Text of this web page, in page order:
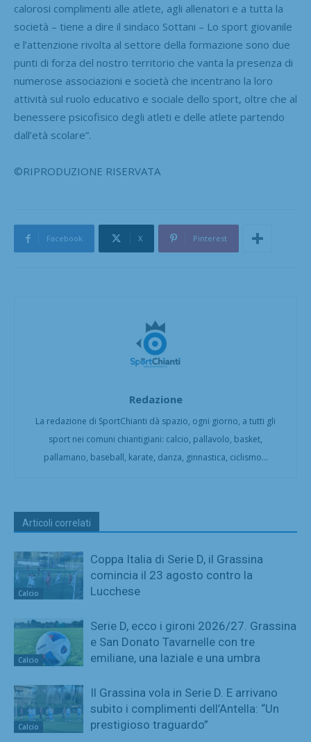
calorosi complimenti alle atlete, agli allenatori e a tutta la
società – tiene a dire il sindaco Sottani – Lo sport giovanile
e l’attenzione rivolta al settore della formazione sono due
punti di forza del nostro territorio che vanta la presenza di
numerose associazioni e società che incentrano la loro
attività sul ruolo educativo e sociale dello sport, oltre che al
benessere psicofisico degli atleti e delle atlete partendo
dall’età scolare”.
©RIPRODUZIONE RISERVATA
Facebook X Pinterest
Redazione
La redazione di SportChianti dà spazio, ogni giorno, a tutti gli
sport nei comuni chiantigiani: calcio, pallavolo, basket,
pallamano, baseball, karate, danza, ginnastica, ciclismo...
Articoli correlati
Calcio
Coppa Italia di Serie D, il Grassina
comincia il 23 agosto contro la
Lucchese
Calcio
Serie D, ecco i gironi 2026/27. Grassina
e San Donato Tavarnelle con tre
emiliane, una laziale e una umbra
Calcio
Il Grassina vola in Serie D. E arrivano
subito i complimenti dell’Antella: “Un
prestigioso traguardo”